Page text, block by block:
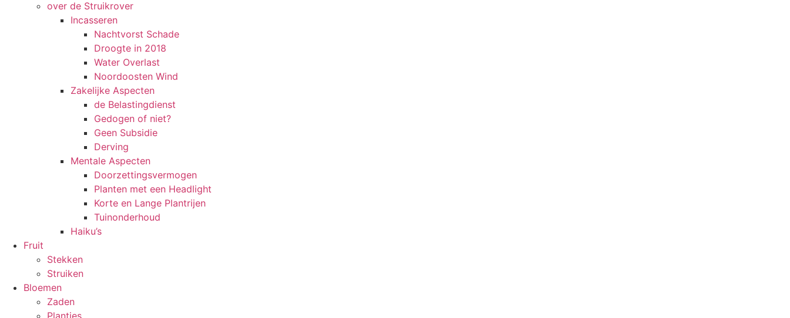
over de Struikrover
Incasseren
Nachtvorst Schade
Droogte in 2018
Water Overlast
Noordoosten Wind
Zakelijke Aspecten
de Belastingdienst
Gedogen of niet?
Geen Subsidie
Derving
Mentale Aspecten
Doorzettingsvermogen
Planten met een Headlight
Korte en Lange Plantrijen
Tuinonderhoud
Haiku’s
Fruit
Stekken
Struiken
Bloemen
Zaden
Plantjes